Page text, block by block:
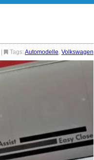
Tags: Automodelle, Volkswagen